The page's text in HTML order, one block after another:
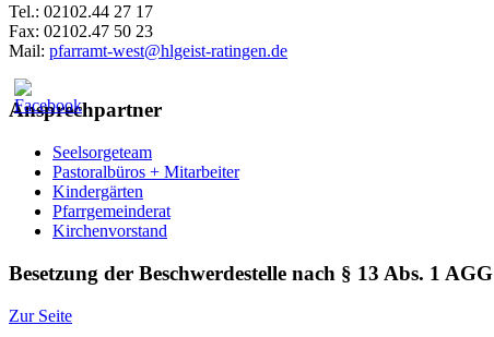
Tel.: 02102.44 27 17
Fax: 02102.47 50 23
Mail: pfarramt-west@hlgeist-ratingen.de
Ansprechpartner
Seelsorgeteam
Pastoralbüros + Mitarbeiter
Kindergärten
Pfarrgemeinderat
Kirchenvorstand
Besetzung der Beschwerdestelle nach § 13 Abs. 1 AGG
Zur Seite